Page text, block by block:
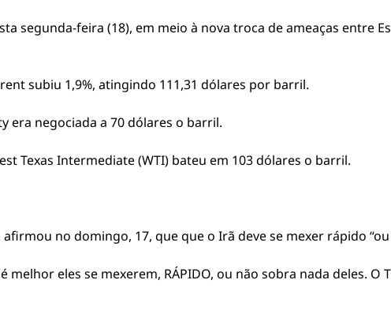
segunda-feira (18), em meio à nova troca de ameaças entre
subiu 1,9%, atingindo 111,31 dólares por barril.
era negociada a 70 dólares o barril.
Texas Intermediate (WTI) bateu em 103 dólares o barril.
no domingo, 17, que que o Irã deve se mexer rápido
eles se mexerem, RÁPIDO, ou não sobra nada deles. O